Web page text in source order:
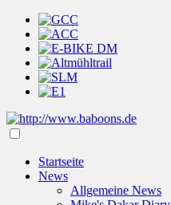
Startseite
News
Allgemeine News